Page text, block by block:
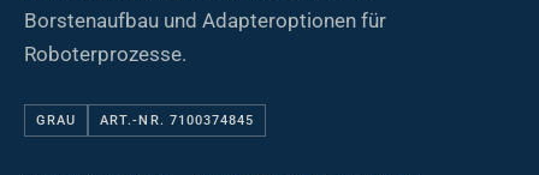
Borstenaufbau und Adapteroptionen für
Roboterprozesse.
GRAU ART.-NR. 7100374845